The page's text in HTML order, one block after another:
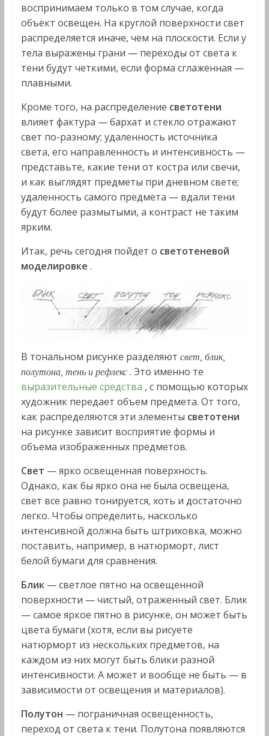
воспринимаем только в том случае, когда
объект освещен. На круглой поверхности свет
распределяется иначе, чем на плоскости. Если у
тела выражены грани — переходы от света к
тени будут четкими, если форма сглаженная —
плавными.
Кроме того, на распределение светотени
влияет фактура — бархат и стекло отражают
свет по-разному; удаленность источника
света, его направленность и интенсивность —
представьте, какие тени от костра или свечи,
и как выглядят предметы при дневном свете;
удаленность самого предмета — вдали тени
будут более размытыми, а контраст не таким
ярким.
Итак, речь сегодня пойдет о светотеневой
моделировке .
В тональном рисунке разделяют свет, блик,
полутона, тень и рефлекс . Это именно те
выразительные средства , с помощью которых
художник передает объем предмета. От того,
как распределяются эти элементы светотени
на рисунке зависит восприятие формы и
объема изображенных предметов.
Свет — ярко освещенная поверхность.
Однако, как бы ярко она не была освещена,
свет все равно тонируется, хоть и достаточно
легко. Чтобы определить, насколько
интенсивной должна быть штриховка, можно
поставить, например, в натюрморт, лист
белой бумаги для сравнения.
Блик — светлое пятно на освещенной
поверхности — чистый, отраженный свет. Блик
— самое яркое пятно в рисунке, он может быть
цвета бумаги (хотя, если вы рисуете
натюрморт из нескольких предметов, на
каждом из них могут быть блики разной
интенсивности. А может и вообще не быть — в
зависимости от освещения и материалов).
Полутон — пограничная освещенность,
переход от света к тени. Полутона появляются